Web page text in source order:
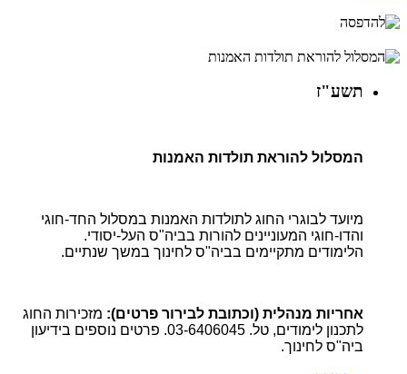
תשע"ז
המסלול להוראת תולדות האמנות
מיועד לבוגרי החוג לתולדות האמנות במסלול החד-חוגי
והדו-חוגי המעוניינים להורות בביה"ס העל-יסודי.
הלימודים מתקיימים בביה"ס לחינוך במשך שנתיים.
אחריות מנהלית (וכתובת לבירור פרטים): מזכירות החוג
לתכנון לימודים, טל. 03-6406045. פרטים נוספים בידיעון
ביה"ס לחינוך.